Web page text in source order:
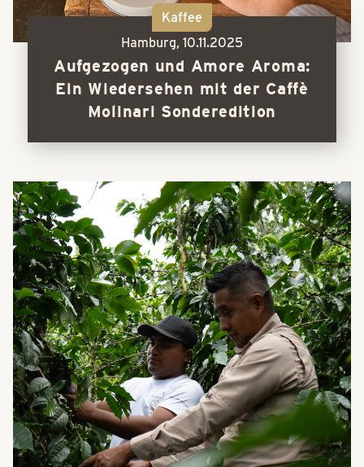
Kaffee
Hamburg, 10.11.2025
Aufgezogen und Amore Aroma:
Ein Wiedersehen mit der Caffè
Molinari Sonderedition